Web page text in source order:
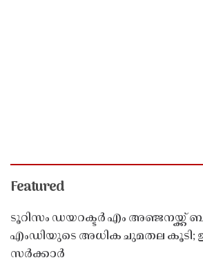
Featured
ടൂറിസം ഡയറക്ടർ എം അഞ്ജനയ്ക്ക്
എംഡിയുടെ അധിക ചുമതല കൂടി;
സർക്കാർ